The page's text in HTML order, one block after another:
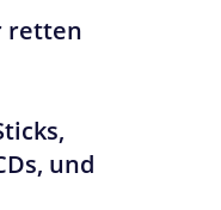
retten
und